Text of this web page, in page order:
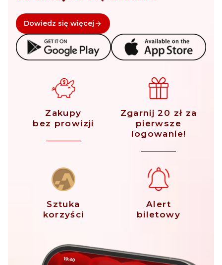
Dowiedz się więcej
Zakupy
bez prowizji
Zgarnij 20 zł za
pierwsze
logowanie!
Sztuka
korzyści
Alert
biletowy